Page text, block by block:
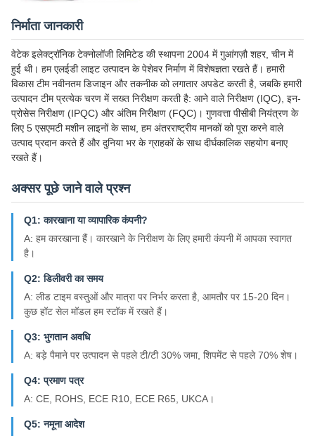
निर्माता जानकारी
वेटेक इलेक्ट्रॉनिक टेक्नोलॉजी लिमिटेड की स्थापना 2004 में गुआंगज़ौ शहर, चीन में
हुई थी। हम एलईडी लाइट उत्पादन के पेशेवर निर्माण में विशेषज्ञता रखते हैं। हमारी
विकास टीम नवीनतम डिजाइन और तकनीक को लगातार अपडेट करती है, जबकि हमारी
उत्पादन टीम प्रत्येक चरण में सख्त निरीक्षण करती है: आने वाले निरीक्षण (IQC), इन-
प्रोसेस निरीक्षण (IPQC) और अंतिम निरीक्षण (FQC)। गुणवत्ता पीसीबी नियंत्रण के
लिए 5 एसएमटी मशीन लाइनों के साथ, हम अंतरराष्ट्रीय मानकों को पूरा करने वाले
उत्पाद प्रदान करते हैं और दुनिया भर के ग्राहकों के साथ दीर्घकालिक सहयोग बनाए
रखते हैं।
अक्सर पूछे जाने वाले प्रश्न
Q1: कारखाना या व्यापारिक कंपनी?
A: हम कारखाना हैं। कारखाने के निरीक्षण के लिए हमारी कंपनी में आपका स्वागत
है।
Q2: डिलीवरी का समय
A: लीड टाइम वस्तुओं और मात्रा पर निर्भर करता है, आमतौर पर 15-20 दिन।
कुछ हॉट सेल मॉडल हम स्टॉक में रखते हैं।
Q3: भुगतान अवधि
A: बड़े पैमाने पर उत्पादन से पहले टी/टी 30% जमा, शिपमेंट से पहले 70% शेष।
Q4: प्रमाण पत्र
A: CE, ROHS, ECE R10, ECE R65, UKCA।
Q5: नमूना आदेश